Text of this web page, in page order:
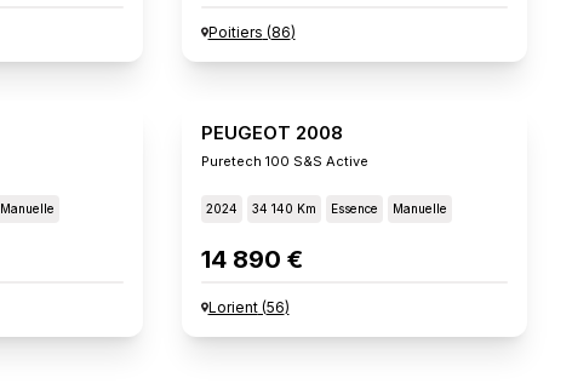
Poitiers (86)
Manuelle
PEUGEOT 2008
Puretech 100 S&s Active
2024 34 140 Km Essence Manuelle
14 890 €
Lorient(56)